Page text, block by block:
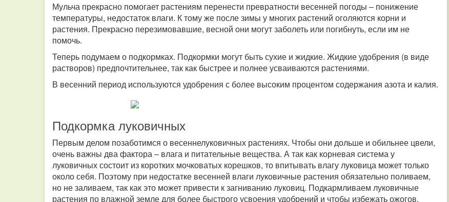
Мульча прекрасно помогает растениям перенести превратности весенней погоды – понижение
температуры, недостаток влаги. К тому же после зимы у многих растений оголяются корни и
растения. Прекрасно перезимовавшие, весной они могут заболеть или погибнуть, если им не
помочь.
Теперь подумаем о подкормках. Подкормки могут быть сухие и жидкие. Жидкие удобрения (в виде
растворов) предпочтительнее, так как быстрее и полнее усваиваются растениями.
В весенний период используются удобрения с более высоким процентом содержания азота и калия.
Подкормка луковичных
Первым делом позаботимся о весеннелуковичных растениях. Чтобы они дольше и обильнее цвели,
очень важны два фактора – влага и питательные вещества. А так как корневая система у
луковичных состоит из коротких мочковатых корешков, то впитывать влагу луковица может только
около себя. Поэтому при недостатке весенней влаги луковичные растения обязательно поливаем,
но не заливаем, так как это может привести к загниванию луковиц. Подкармливаем луковичные
растения по влажной земле для более быстрого усвоения удобрений и чтобы избежать ожогов.